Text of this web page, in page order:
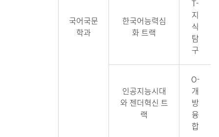
국어국문
학과
한국어능력심
화 트랙
T-
지
식
탐
구
인공지능시대
와 젠더혁신 트
랙
O-
개
방
융
합